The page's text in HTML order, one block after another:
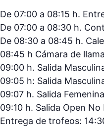
De 07:00 a 08:15 h.
De 07:00 a 08:30 h.
De 08:30 a 08:45 h.
08:45 h Cámara de
09:00 h. Salida
09:05 h: Salida
09:07 h. Salida
09:10 h. Salida Open
Entrega de trofeos: